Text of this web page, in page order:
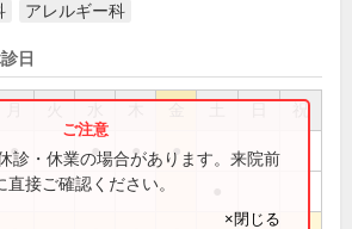
アレルギー科
日
祝
● ● ● ●
診・休業の場合があります。来院前
接ご確認ください。
×閉じる